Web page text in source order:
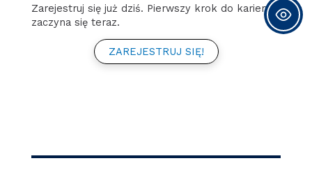
Zarejestruj się już dziś. Pierwszy krok do kariery
zaczyna się teraz.
ZAREJESTRUJ SIĘ!